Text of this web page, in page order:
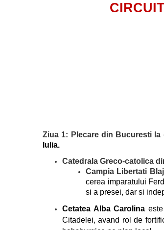
Ziua 1: Plecare din Bucuresti la
Iulia.
Catedrala Greco-catolica
Campia Libertati
cerea imparatului
si a presei, dar si
Cetatea Alba Carolina
Citadelei, avand rol de